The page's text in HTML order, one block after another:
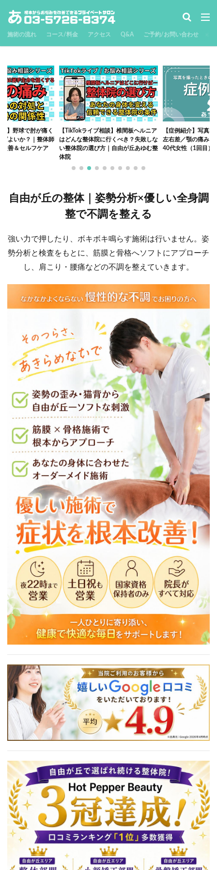
施術の流れ コース/料金 アクセス Q&A ご予約/お問い合わせ
】椎間板ヘルニア
行くべき？失敗しな
自由が丘あゆむ整
【症例紹介】写真で気づく顎・口元の
左右差／顎の痛み・違和感が改善した
40代女性（1回目）
【TikTokライブ相
迫感・フワフワ…枕
の作り方
自由が丘の整体｜姿勢分析×優しい全身調
整で不調を整える
強い力で押したり、ボキボキ鳴らす施術は行いません。姿
勢分析と検査をもとに、筋膜と骨格へソフトにアプローチ
し、肩こり・腰痛などの不調を整えていきます。